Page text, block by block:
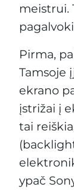
meistrui.
Pirma,
Tamsoje
ekrano
įstrižai į
tai
ypač